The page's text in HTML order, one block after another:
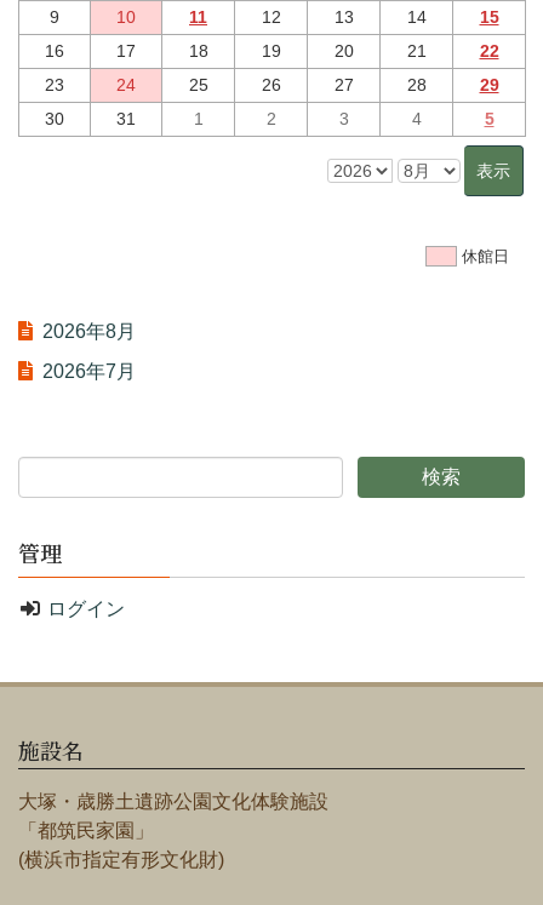
9
10 11 12 13 14
15
16
17 18 19 20 21
22
23
24 25 26 27 28
29
30
31 1 2 3 4 5
休館日
2026年8月
2026年7月
管理
ログイン
施設名
大塚・歳勝土遺跡公園文化体験施設
「都筑民家園」
(横浜市指定有形文化財)